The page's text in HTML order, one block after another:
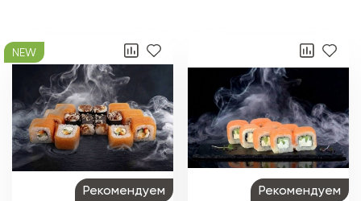
NEW
Рекомендуем Рекомендуем